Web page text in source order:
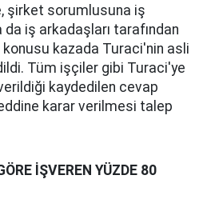
şirket sorumlusuna iş
da iş arkadaşları tarafından
kazada Turaci'nin asli
Tüm işçiler gibi Turaci'ye
kaydedilen cevap
karar verilmesi talep
İŞVEREN YÜZDE 80